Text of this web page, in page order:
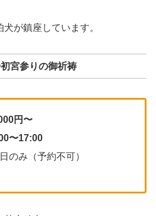
が鎮座しています。
宮参りの御祈祷
円〜
〜17:00
のみ（予約不可）